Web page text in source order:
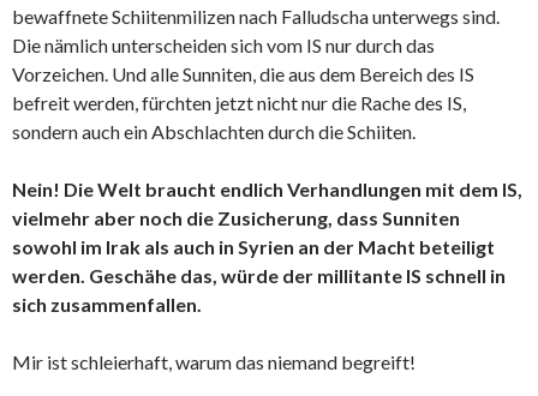
bewaffnete Schiitenmilizen nach Falludscha unterwegs sind.
Die nämlich unterscheiden sich vom IS nur durch das
Vorzeichen. Und alle Sunniten, die aus dem Bereich des IS
befreit werden, fürchten jetzt nicht nur die Rache des IS,
sondern auch ein Abschlachten durch die Schiiten.
Nein! Die Welt braucht endlich Verhandlungen mit dem IS,
vielmehr aber noch die Zusicherung, dass Sunniten
sowohl im Irak als auch in Syrien an der Macht beteiligt
werden. Geschähe das, würde der millitante IS schnell in
sich zusammenfallen.
Mir ist schleierhaft, warum das niemand begreift!